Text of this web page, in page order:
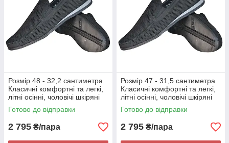
Розмір 48 - 32,2 сантиметра
Класичні комфортні та легкі,
літні осінні, чоловічі шкіряні
туфлі Maxus, чорні, на
підошві з піни
Готово до відправки
2 795 ₴/пара
Розмір 47 - 31,5 сантиметра
Класичні комфортні та легкі,
літні осінні, чоловічі шкіряні
туфлі Maxus, чорні, на
підошві з піни
Готово до відправки
2 795 ₴/пара